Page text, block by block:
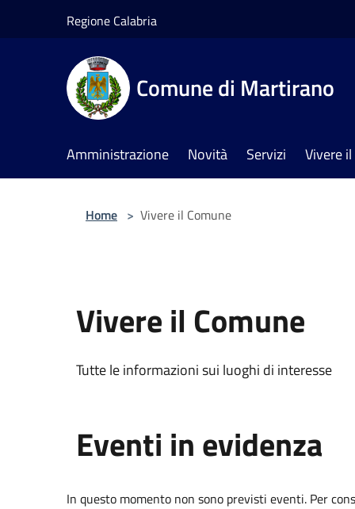
Regione Calabria
Comune di Martirano
Amministrazione Novità Servizi Vivere
Home > Vivere il Comune
Vivere il Comune
Tutte le informazioni sui luoghi di interesse
Eventi in evidenza
In questo momento non sono previsti eventi. Per